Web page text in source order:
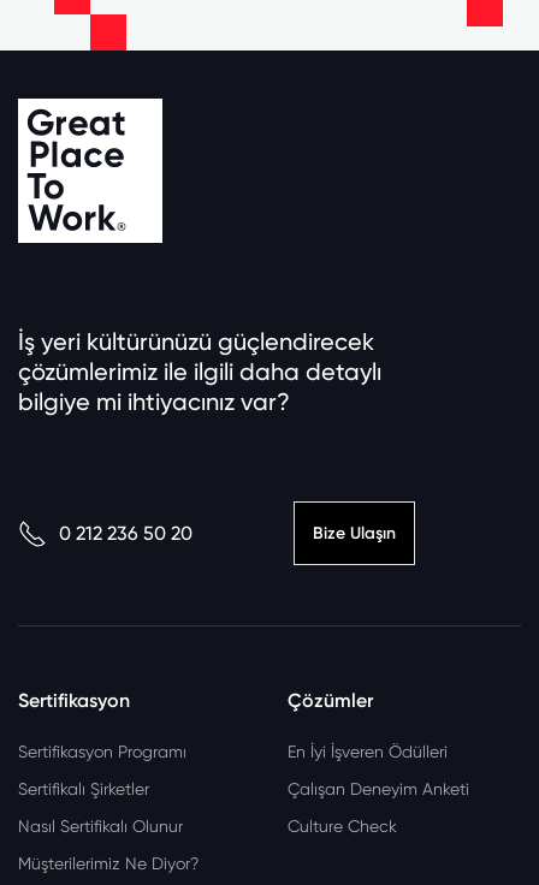
İş yeri kültürünüzü güçlendirecek
çözümlerimiz ile ilgili daha detaylı
bilgiye mi ihtiyacınız var?
0 212 236 50 20 Bize Ulaşın
Sertifikasyon
Sertifikasyon Programı
Sertifikalı Şirketler
Nasıl Sertifikalı Olunur
Müşterilerimiz Ne Diyor?
Çözümler
En İyi İşveren Ödülleri
Çalışan Deneyim Anketi
Culture Check